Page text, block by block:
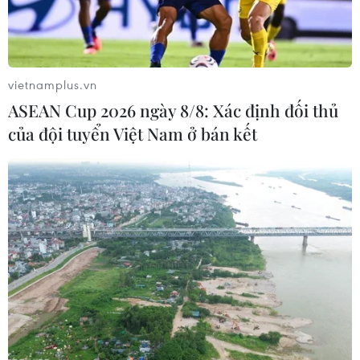
29/07/2026 08:24
Tăng cường quan hệ đoàn
kết, hợp tác song phương
Việt Nam-Burundi
28/07/2026 14:17
Thảm sát tại Tây Bắc
Nigeria khiến ít nhất 30
người thiệt mạng
27/07/2026 22:54
vietnamplus.vn
ASEAN Cup 2026 ngày 8/8: Xác định đối thủ
của đội tuyển Việt Nam ở bán kết